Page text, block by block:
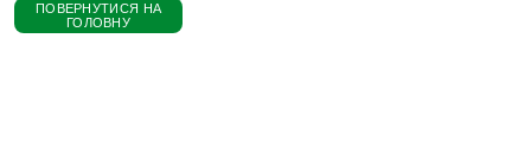
ПОВЕРНУТИСЯ НА
ГОЛОВНУ